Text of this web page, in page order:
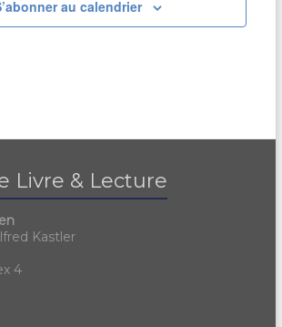
au calendrier
Livre & Lecture
Kastler
4